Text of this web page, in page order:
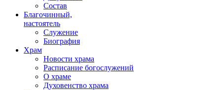
Состав
Благочинный,
настоятель
Служение
Биография
Храм
Новости храма
Расписание богослужений
О храме
Духовенство храма